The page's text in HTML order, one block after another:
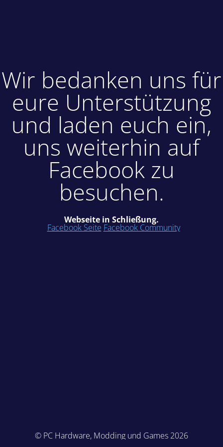
Wir bedanken uns für
eure Unterstützung
und laden euch ein,
uns weiterhin auf
Facebook zu
besuchen.
Webseite in Schließung.
Facebook Seite Facebook Community
© PC Hardware, Modding und Games 2026